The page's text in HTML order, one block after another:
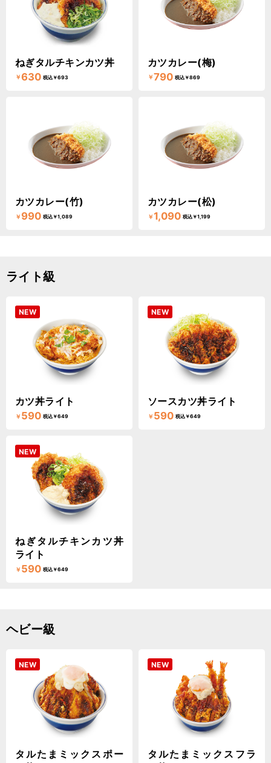
ねぎタルチキンカツ丼
￥630 税込￥693
カツカレー(梅)
￥790 税込￥869
カツカレー(竹)
￥ 990 税込￥1,089
カツカレー(松)
￥1,090 税込￥1,199
ライト級
NEW
カツ丼ライト
￥ 590 税込￥649
NEW
ソースカツ丼ライト
￥ 590 税込￥649
NEW
ねぎタルチキンカツ丼
ライト
￥ 590 税込￥649
ヘビー級
NEW
タルたまミックスポー
NEW
タルたまミックスフラ